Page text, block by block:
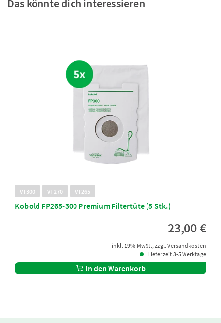
Das könnte dich interessieren
VT300 VT270 VT265
Kobold FP265-300 Premium Filtertüte (5 Stk.)
23,00 €
inkl. 19% MwSt., zzgl. Versandkosten
Lieferzeit 3-5 Werktage
In den Warenkorb